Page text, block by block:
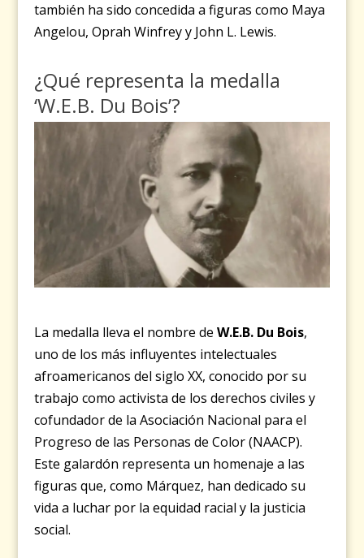
también ha sido concedida a figuras como Maya
Angelou, Oprah Winfrey y John L. Lewis.
¿Qué representa la medalla
‘W.E.B. Du Bois’?
La medalla lleva el nombre de W.E.B. Du Bois,
uno de los más influyentes intelectuales
afroamericanos del siglo XX, conocido por su
trabajo como activista de los derechos civiles y
cofundador de la Asociación Nacional para el
Progreso de las Personas de Color (NAACP).
Este galardón representa un homenaje a las
figuras que, como Márquez, han dedicado su
vida a luchar por la equidad racial y la justicia
social.